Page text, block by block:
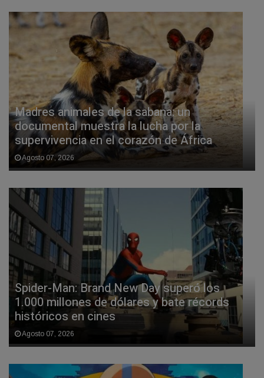
Madres animales de la sabana: un
documental muestra la lucha por la
supervivencia en el corazón de África
Agosto 07, 2026
Spider-Man: Brand New Day superó los
1.000 millones de dólares y bate récords
históricos en cines
Agosto 07, 2026